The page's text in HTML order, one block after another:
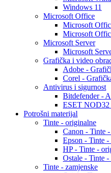
Windows 11
Microsoft Office
Microsoft
Microsoft
Microsoft Server
Microsoft
Grafička i video
Adobe -
Corel -
Antivirus i sigurnost
Bitdefender -
ESET NOD32
Potrošni materijal
Tinte - originalne
Canon - Tinte
Epson - Tinte
HP - Tinte -
Ostale - Tinte
Tinte - zamjenske